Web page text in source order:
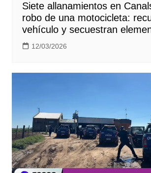
Siete allanamientos en
robo de una motocicleta:
vehículo y secuestran
12/03/2026